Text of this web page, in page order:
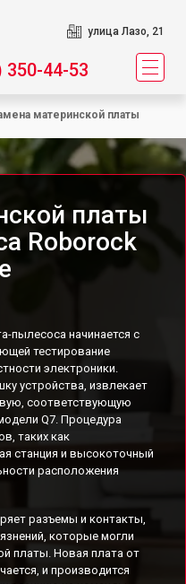
улица Лазо, 21
350-44-53
материнской платы
платы
Roborock
пылесоса начинается с
тестирование
электроники.
устройства, извлекает
соответствующую
Q7. Процедура
таких как
станция и высокоточный
расположения
разъемы и контакты,
которые могли
платы. Новая плата от
и производится